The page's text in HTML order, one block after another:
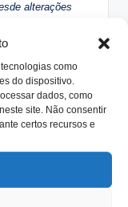
como
do dispositivo.
dados, como
site. Não consentir
certos recursos e
alterações
da
por dia,
de 40 toneladas.
opção
(IFS) e